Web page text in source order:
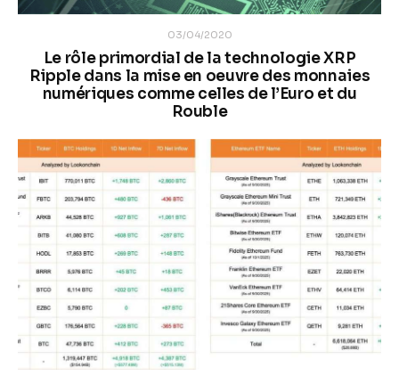
03/04/2020
Le rôle primordial de la technologie XRP
Ripple dans la mise en oeuvre des monnaies
numériques comme celles de l’Euro et du
Rouble